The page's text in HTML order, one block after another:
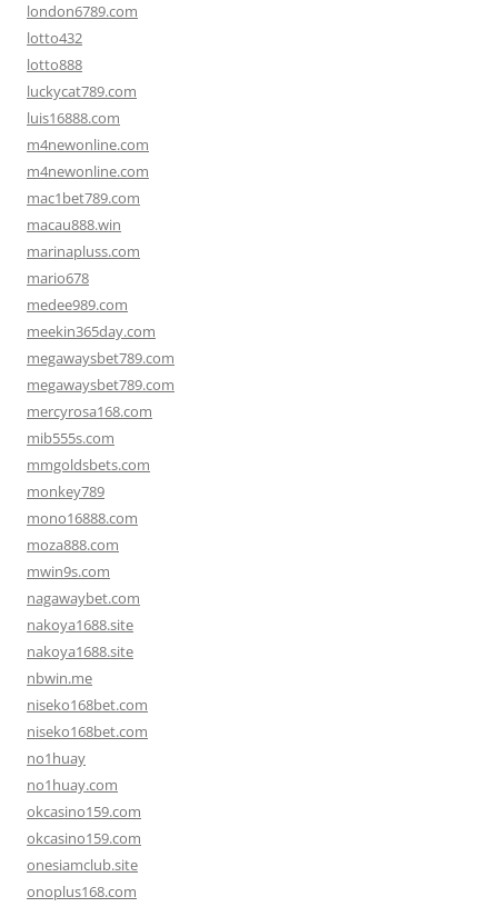
london6789.com
lotto432
lotto888
luckycat789.com
luis16888.com
m4newonline.com
m4newonline.com
mac1bet789.com
macau888.win
marinapluss.com
mario678
medee989.com
meekin365day.com
megawaysbet789.com
megawaysbet789.com
mercyrosa168.com
mib555s.com
mmgoldsbets.com
monkey789
mono16888.com
moza888.com
mwin9s.com
nagawaybet.com
nakoya1688.site
nakoya1688.site
nbwin.me
niseko168bet.com
niseko168bet.com
no1huay
no1huay.com
okcasino159.com
okcasino159.com
onesiamclub.site
onoplus168.com